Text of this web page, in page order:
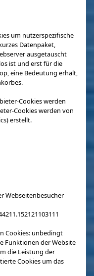
um nutzerspezifische
Datenpaket,
ausgetauscht
ist und erst für die
eine Bedeutung erhält,
Cookies werden
Cookies werden von
erstellt.
Webseitenbesucher
Cookies: unbedingt
Funktionen der Website
die Leistung der
Cookies um das